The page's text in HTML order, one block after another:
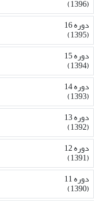
(1396)
دوره 16
(1395)
دوره 15
(1394)
دوره 14
(1393)
دوره 13
(1392)
دوره 12
(1391)
دوره 11
(1390)